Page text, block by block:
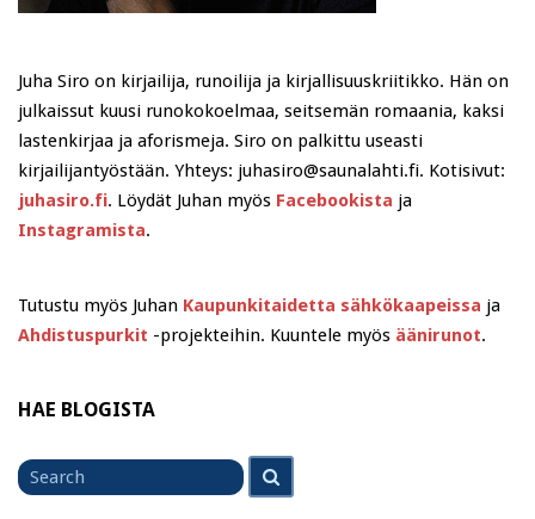
Juha Siro on kirjailija, runoilija ja kirjallisuuskriitikko. Hän on
julkaissut kuusi runokokoelmaa, seitsemän romaania, kaksi
lastenkirjaa ja aforismeja. Siro on palkittu useasti
kirjailijantyöstään. Yhteys: juhasiro@saunalahti.fi. Kotisivut:
juhasiro.fi. Löydät Juhan myös Facebookista ja
Instagramista.
Tutustu myös Juhan Kaupunkitaidetta sähkökaapeissa ja
Ahdistuspurkit -projekteihin. Kuuntele myös äänirunot.
HAE BLOGISTA
Search
for